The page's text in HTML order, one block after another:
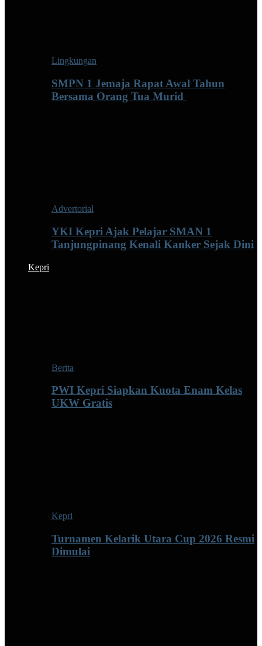
Lingkungan
SMPN 1 Jemaja Rapat Awal Tahun
Bersama Orang Tua Murid ‎
Advertorial
YKI Kepri Ajak Pelajar SMAN 1
Tanjungpinang Kenali Kanker Sejak Dini
Kepri
Berita
PWI Kepri Siapkan Kuota Enam Kelas
UKW Gratis
Kepri
Turnamen Kelarik Utara Cup 2026 Resmi
Dimulai